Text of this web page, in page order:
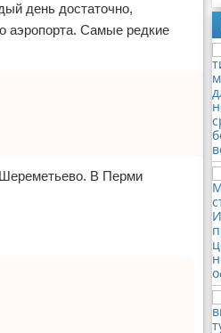
день достаточно,
аэропорта. Самые редкие
В Перми